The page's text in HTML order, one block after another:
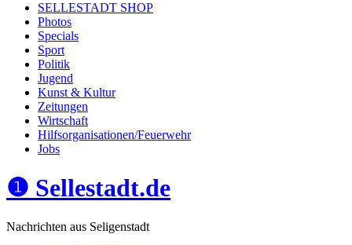
SELLESTADT SHOP
Photos
Specials
Sport
Politik
Jugend
Kunst & Kultur
Zeitungen
Wirtschaft
Hilfsorganisationen/Feuerwehr
Jobs
❶ Sellestadt.de
Nachrichten aus Seligenstadt